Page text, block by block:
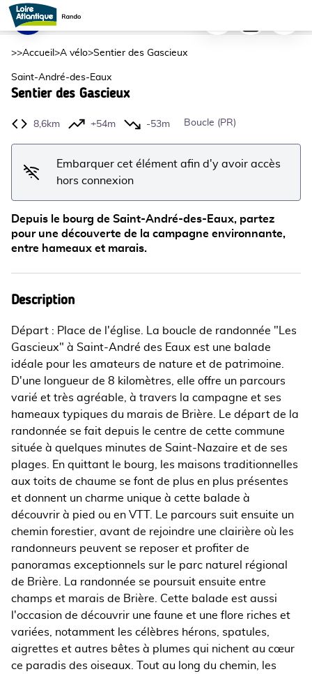
Sentier des Gascieux
Voir l'image en plein écran
>>Accueil >A vélo>Sentier des Gascieux
Saint-André-des-Eaux
Sentier des Gascieux
8,6km +54m -53m Boucle (PR)
Embarquer cet élément afin d'y avoir accès
hors connexion
Depuis le bourg de Saint-André-des-Eaux, partez
pour une découverte de la campagne environnante,
entre hameaux et marais.
Description
Départ : Place de l'église. La boucle de randonnée "Les
Gascieux" à Saint-André des Eaux est une balade
idéale pour les amateurs de nature et de patrimoine.
D'une longueur de 8 kilomètres, elle offre un parcours
varié et très agréable, à travers la campagne et ses
hameaux typiques du marais de Brière. Le départ de la
randonnée se fait depuis le centre de cette commune
située à quelques minutes de Saint-Nazaire et de ses
plages. En quittant le bourg, les maisons traditionnelles
aux toits de chaume se font de plus en plus présentes
et donnent un charme unique à cette balade à
découvrir à pied ou en VTT. Le parcours suit ensuite un
chemin forestier, avant de rejoindre une clairière où les
randonneurs peuvent se reposer et profiter de
panoramas exceptionnels sur le parc naturel régional
de Brière. La randonnée se poursuit ensuite entre
champs et marais de Brière. Cette balade est aussi
l'occasion de découvrir une faune et une flore riches et
variées, notamment les célèbres hérons, spatules,
aigrettes et autres bêtes à plumes qui nichent au cœur
ce paradis des oiseaux. Tout au long du chemin, les